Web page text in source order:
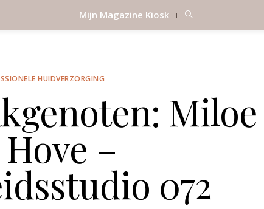
Mijn Magazine Kiosk
HUIDVERZORGING
Miloe
–
072